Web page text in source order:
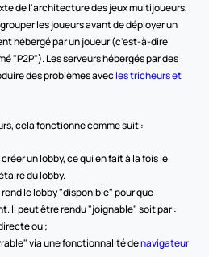
de l'architecture des jeux multijoueurs,
les joueurs avant de déployer un
hébergé par un joueur (c'est-à-dire
"P2P"). Les serveurs hébergés par des
des problèmes avec les tricheurs et
cela fonctionne comme suit :
un lobby, ce qui en fait à la fois le
du lobby.
le lobby "disponible" pour que
Il peut être rendu "joignable" soit par :
ou ;
via une fonctionnalité de navigateur